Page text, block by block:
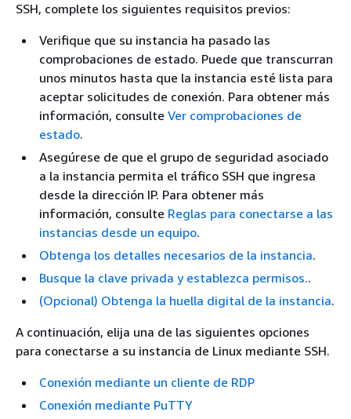
SSH, complete los siguientes requisitos previos:
Verifique que su instancia ha pasado las
comprobaciones de estado. Puede que transcurran
unos minutos hasta que la instancia esté lista para
aceptar solicitudes de conexión. Para obtener más
información, consulte Ver comprobaciones de
estado.
Asegúrese de que el grupo de seguridad asociado
a la instancia permita el tráfico SSH que ingresa
desde la dirección IP. Para obtener más
información, consulte Reglas para conectarse a las
instancias desde un equipo.
Obtenga los detalles necesarios de la instancia.
Busque la clave privada y establezca permisos..
(Opcional) Obtenga la huella digital de la instancia.
A continuación, elija una de las siguientes opciones
para conectarse a su instancia de Linux mediante SSH.
Conexión mediante un cliente de RDP
Conexión mediante PuTTY